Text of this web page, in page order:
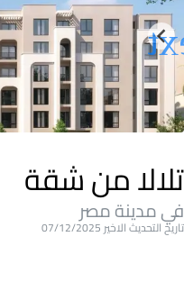
تلالا من شقة
في مدينة مصر
تاريخ التحديث الاخير 07/12/2025